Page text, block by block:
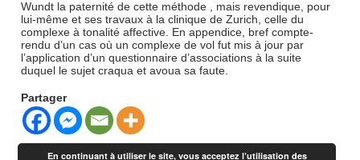
Wundt la paternité de cette méthode , mais revendique, pour
lui-même et ses travaux à la clinique de Zurich, celle du
complexe à tonalité affective. En appendice, bref compte-
rendu d’un cas où un complexe de vol fut mis à jour par
l’application d’un questionnaire d’associations à la suite
duquel le sujet craqua et avoua sa faute.
Partager
En continuant à utiliser le site, vous acceptez l’utilisation des